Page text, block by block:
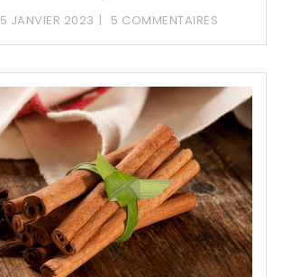
5 JANVIER 2023 5 COMMENTAIRES